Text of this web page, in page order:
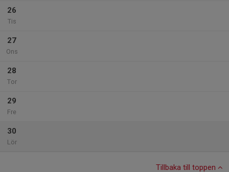
26
Tis
27
Ons
28
Tor
29
Fre
30
Lör
Tillbaka till toppen